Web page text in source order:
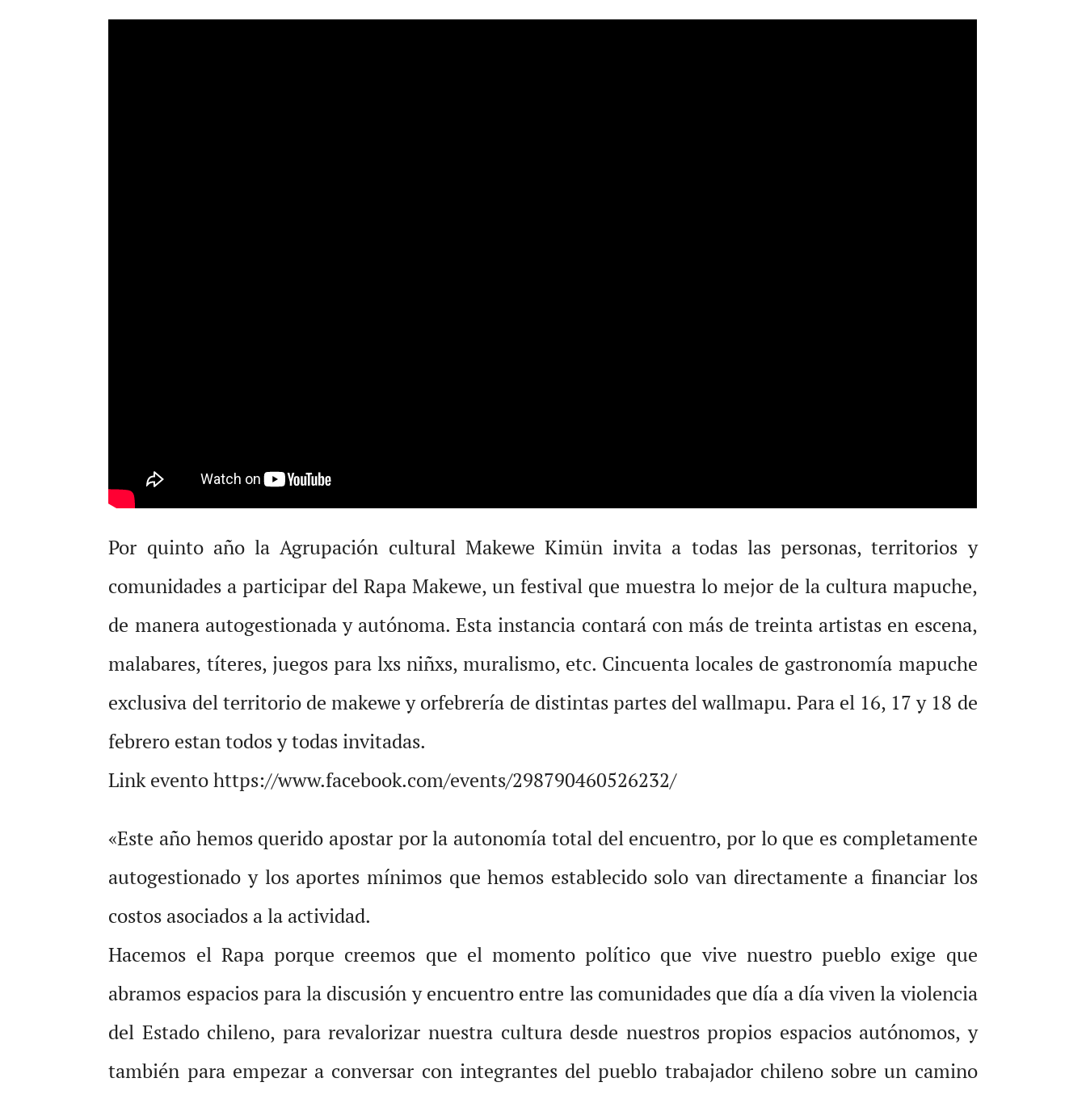
Por quinto año la Agrupación cultural Makewe Kimün invita a todas las personas, territorios y
comunidades a participar del Rapa Makewe, un festival que muestra lo mejor de la cultura mapuche,
de manera autogestionada y autónoma. Esta instancia contará con más de treinta artistas en escena,
malabares, títeres, juegos para lxs niñxs, muralismo, etc. Cincuenta locales de gastronomía mapuche
exclusiva del territorio de makewe y orfebrería de distintas partes del wallmapu. Para el 16, 17 y 18 de
febrero estan todos y todas invitadas.
Link evento https://www.facebook.com/events/298790460526232/
«Este año hemos querido apostar por la autonomía total del encuentro, por lo que es completamente
autogestionado y los aportes mínimos que hemos establecido solo van directamente a financiar los
costos asociados a la actividad.
Hacemos el Rapa porque creemos que el momento político que vive nuestro pueblo exige que
abramos espacios para la discusión y encuentro entre las comunidades que día a día viven la violencia
del Estado chileno, para revalorizar nuestra cultura desde nuestros propios espacios autónomos, y
también para empezar a conversar con integrantes del pueblo trabajador chileno sobre un camino